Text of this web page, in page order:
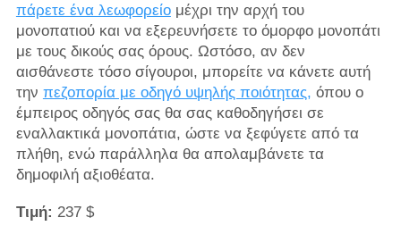
πάρετε ένα λεωφορείομέχρι την αρχή του
μονοπατιού και να εξερευνήσετε το όμορφο μονοπάτι
με τους δικούς σας όρους. Ωστόσο, αν δεν
αισθάνεστε τόσο σίγουροι, μπορείτε να κάνετε αυτή
την πεζοπορία με οδηγό υψηλής ποιότητας, όπου ο
έμπειρος οδηγός σας θα σας καθοδηγήσει σε
εναλλακτικά μονοπάτια, ώστε να ξεφύγετε από τα
πλήθη, ενώ παράλληλα θα απολαμβάνετε τα
δημοφιλή αξιοθέατα.
Τιμή: 237 $